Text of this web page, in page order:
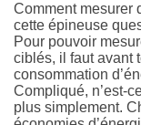
Comment mesurer
cette épineuse
Pour pouvoir
ciblés, il faut avant
consommation
Compliqué, n’est-
plus simplement.